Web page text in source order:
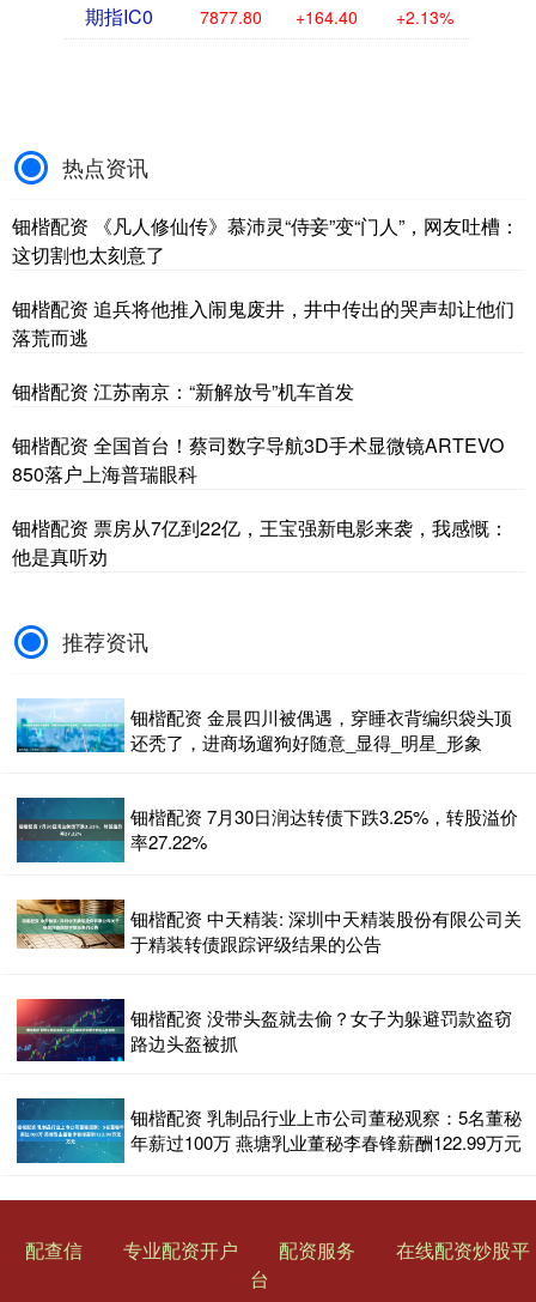
期指IC0 7877.80 +164.40 +2.13%
热点资讯
钿楷配资 《凡人修仙传》慕沛灵“侍妾”变“门人”，网友吐槽：
这切割也太刻意了
钿楷配资 追兵将他推入闹鬼废井，井中传出的哭声却让他们
落荒而逃
钿楷配资 江苏南京：“新解放号”机车首发
钿楷配资 全国首台！蔡司数字导航3D手术显微镜ARTEVO
850落户上海普瑞眼科
钿楷配资 票房从7亿到22亿，王宝强新电影来袭，我感慨：
他是真听劝
推荐资讯
钿楷配资 金晨四川被偶遇，穿睡衣背编织袋头顶
还秃了，进商场遛狗好随意_显得_明星_形象
钿楷配资 7月30日润达转债下跌3.25%，转股溢价
率27.22%
钿楷配资 中天精装: 深圳中天精装股份有限公司关
于精装转债跟踪评级结果的公告
钿楷配资 没带头盔就去偷？女子为躲避罚款盗窃
路边头盔被抓
钿楷配资 乳制品行业上市公司董秘观察：5名董秘
年薪过100万 燕塘乳业董秘李春锋薪酬122.99万元
配查信 专业配资开户 配资服务
在线配资炒股平
台